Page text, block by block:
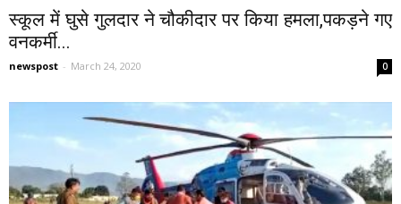
स्कूल में घुसे गुलदार ने चौकीदार पर किया हमला,पकड़ने गए
वनकर्मी...
newspost - March 24, 2020 0